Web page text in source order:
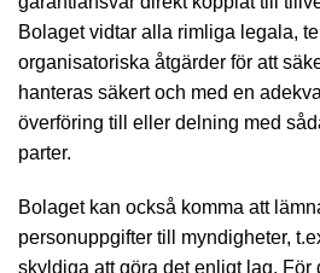
Bolaget vidtar alla rimliga legala,
organisatoriska åtgärder för att
hanteras säkert och med en
överföring till eller delning med
parter.
Bolaget kan också komma att
personuppgifter till myndigheter,
skyldiga att göra det enligt lag. För